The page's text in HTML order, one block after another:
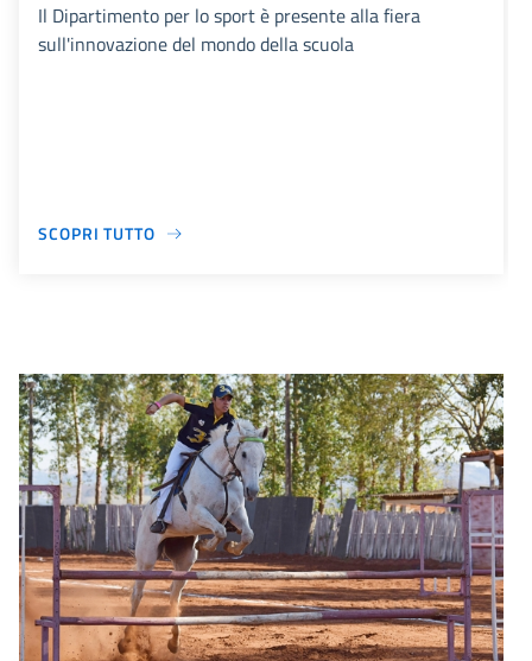
Il Dipartimento per lo sport è presente alla fiera
sull'innovazione del mondo della scuola
SCOPRI TUTTO